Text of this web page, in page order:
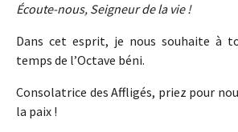
Écoute-nous, Seigneur de la vie !
Dans cet esprit, je nous souhaite à
temps de l’Octave béni.
Consolatrice des Affligés, priez pour
la paix !